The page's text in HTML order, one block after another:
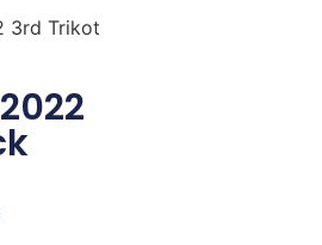
3rd Trikot